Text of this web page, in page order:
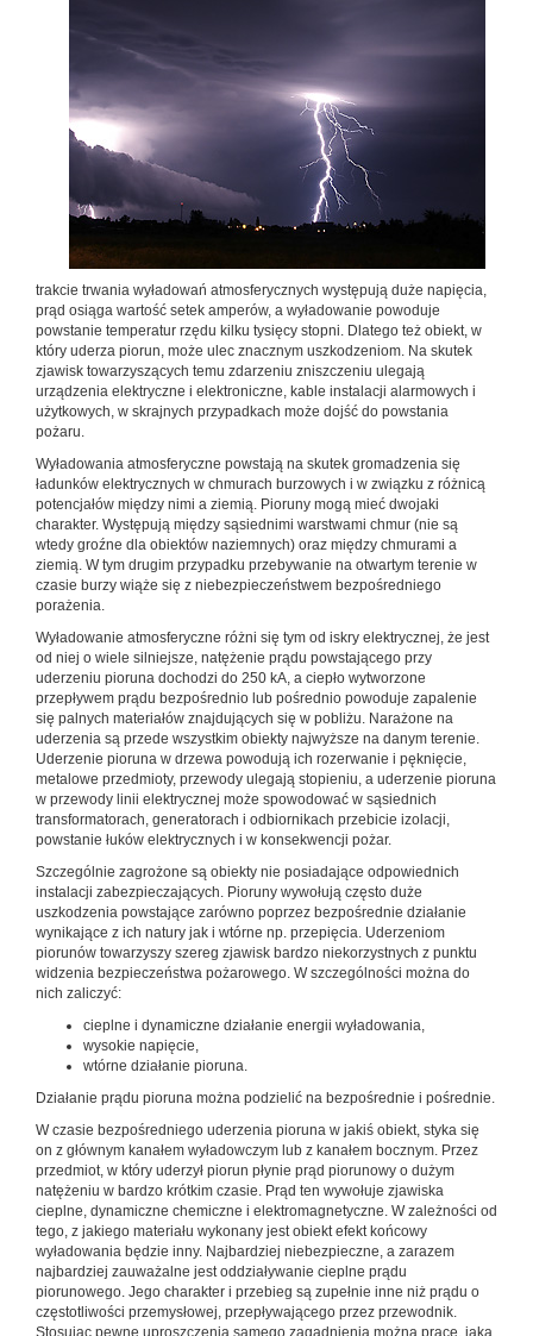
trakcie trwania wyładowań atmosferycznych występują duże napięcia,
prąd osiąga wartość setek amperów, a wyładowanie powoduje
powstanie temperatur rzędu kilku tysięcy stopni. Dlatego też obiekt, w
który uderza piorun, może ulec znacznym uszkodzeniom. Na skutek
zjawisk towarzyszących temu zdarzeniu zniszczeniu ulegają
urządzenia elektryczne i elektroniczne, kable instalacji alarmowych i
użytkowych, w skrajnych przypadkach może dojść do powstania
pożaru.
Wyładowania atmosferyczne powstają na skutek gromadzenia się
ładunków elektrycznych w chmurach burzowych i w związku z różnicą
potencjałów między nimi a ziemią. Pioruny mogą mieć dwojaki
charakter. Występują między sąsiednimi warstwami chmur (nie są
wtedy groźne dla obiektów naziemnych) oraz między chmurami a
ziemią. W tym drugim przypadku przebywanie na otwartym terenie w
czasie burzy wiąże się z niebezpieczeństwem bezpośredniego
porażenia.
Wyładowanie atmosferyczne różni się tym od iskry elektrycznej, że jest
od niej o wiele silniejsze, natężenie prądu powstającego przy
uderzeniu pioruna dochodzi do 250 kA, a ciepło wytworzone
przepływem prądu bezpośrednio lub pośrednio powoduje zapalenie
się palnych materiałów znajdujących się w pobliżu. Narażone na
uderzenia są przede wszystkim obiekty najwyższe na danym terenie.
Uderzenie pioruna w drzewa powodują ich rozerwanie i pęknięcie,
metalowe przedmioty, przewody ulegają stopieniu, a uderzenie pioruna
w przewody linii elektrycznej może spowodować w sąsiednich
transformatorach, generatorach i odbiornikach przebicie izolacji,
powstanie łuków elektrycznych i w konsekwencji pożar.
Szczególnie zagrożone są obiekty nie posiadające odpowiednich
instalacji zabezpieczających. Pioruny wywołują często duże
uszkodzenia powstające zarówno poprzez bezpośrednie działanie
wynikające z ich natury jak i wtórne np. przepięcia. Uderzeniom
piorunów towarzyszy szereg zjawisk bardzo niekorzystnych z punktu
widzenia bezpieczeństwa pożarowego. W szczególności można do
nich zaliczyć:
cieplne i dynamiczne działanie energii wyładowania,
wysokie napięcie,
wtórne działanie pioruna.
Działanie prądu pioruna można podzielić na bezpośrednie i pośrednie.
W czasie bezpośredniego uderzenia pioruna w jakiś obiekt, styka się
on z głównym kanałem wyładowczym lub z kanałem bocznym. Przez
przedmiot, w który uderzył piorun płynie prąd piorunowy o dużym
natężeniu w bardzo krótkim czasie. Prąd ten wywołuje zjawiska
cieplne, dynamiczne chemiczne i elektromagnetyczne. W zależności od
tego, z jakiego materiału wykonany jest obiekt efekt końcowy
wyładowania będzie inny. Najbardziej niebezpieczne, a zarazem
najbardziej zauważalne jest oddziaływanie cieplne prądu
piorunowego. Jego charakter i przebieg są zupełnie inne niż prądu o
częstotliwości przemysłowej, przepływającego przez przewodnik.